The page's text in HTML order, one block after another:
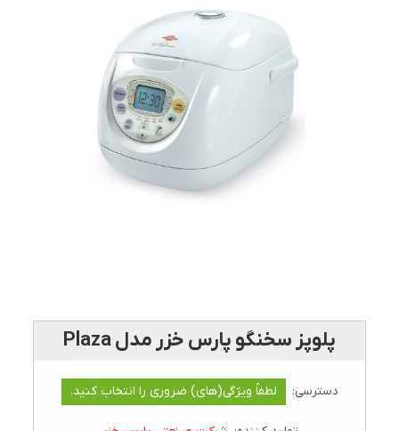
پلوپز سخنگو پارس خزر مدل Plaza
دسترسی: لطفاً ویژگی(های) ضروری را انتخاب کنید.